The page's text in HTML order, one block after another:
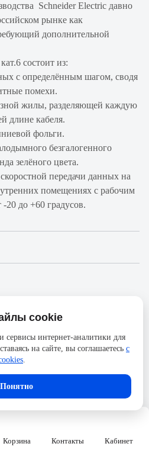
Корзина Контакты Кабинет
Schneider Electric давно
рынке как
дополнительной
состоит из:
с определённым шагом, сводя
помехи.
жилы, разделяющей каждую
длине кабеля.
фольги.
безгалогенного
зелёного цвета.
передачи данных на
помещениях с рабочим
20 до +60 градусов.
LSZH
катушка
, чтобы иметь
вопросы.
могут отличаться от реального
Компания АйДистрибьют не несёт
текущей модели товаров фотографиям,
cookie
сервисы интернет-аналитики для
на сайте, вы соглашаетесь с
.
Понятно